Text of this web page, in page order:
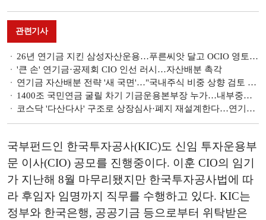
관련기사
26년 연기금 지킨 삼성자산운용…푸른씨앗 달고 OCIO 영토 넓혀 [OCIO 힘 싣는 운용사들 (1)]
'큰 손' 연기금·공제회 CIO 인선 러시…자산배분 촉각
연기금 자산배분 전략 '새 국면'…"국내주식 비중 상향 검토 필요"
1400조 국민연금 굴릴 차기 기금운용본부장 누가…내부중용 VS 외부수혈
코스닥 '다산다사' 구조로 상장심사·폐지 재설계한다…연기금 진입도 유도
국부펀드인 한국투자공사(KIC)도 신임 투자운용부
문 이사(CIO) 공모를 진행중이다. 이훈 CIO의 임기
가 지난해 8월 마무리됐지만 한국투자공사법에 따
라 후임자 임명까지 직무를 수행하고 있다. KIC는
정부와 한국은행, 공공기금 등으로부터 위탁받은